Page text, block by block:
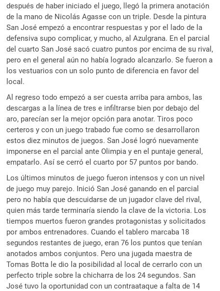
después de haber iniciado el juego, llegó la primera anotación
de la mano de Nicolás Agasse con un triple. Desde la pintura
San José empezó a encontrar respuestas y por el lado de la
defensiva supo complicar, y mucho, al Azulgrana. En el parcial
del cuarto San José sacó cuatro puntos por encima de su rival,
pero en el general aún no había logrado alcanzarlo. Se fueron a
los vestuarios con un solo punto de diferencia en favor del
local.
Al regreso todo empezó a ser cuesta arriba para ambos, las
descargas a la línea de tres e infiltrarse bien por debajo del
aro, parecían ser la mejor opción para anotar. Tiros poco
certeros y con un juego trabado fue como se desarrollaron
estos diez minutos de juegos. San José logró nuevamente
imponerse en el parcial ante Olimpia y en el puntaje general,
empatarlo. Así se cerró el cuarto por 57 puntos por bando.
Los últimos minutos de juego fueron intensos y con un nivel
de juego muy parejo. Inició San José ganando en el parcial
pero no había que descuidarse de un jugador clave del rival,
quien más tarde terminaría siendo la clave de la victoria. Los
tiempos muertos fueron grandes protagonistas y solicitados
por ambos entrenadores. Cuando el tablero marcaba 18
segundos restantes de juego, eran 76 los puntos que tenían
anotados ambos conjuntos. Pero una jugada maestra de
Tomas Botta le dio la posibilidad al local de cerrarlo con un
perfecto triple sobre la chicharra de los 24 segundos. San
José tuvo la oportunidad con un contraataque a falta de 14